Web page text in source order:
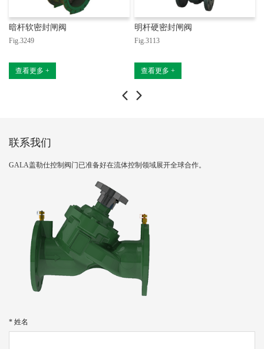
暗杆软密封闸阀
Fig.3249
查看更多 +
明杆硬密封闸阀
Fig.3113
查看更多 +
联系我们
GALA盖勒仕控制阀门已准备好在流体控制领域展开全球合作。
* 姓名